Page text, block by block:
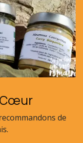
Cœur
de